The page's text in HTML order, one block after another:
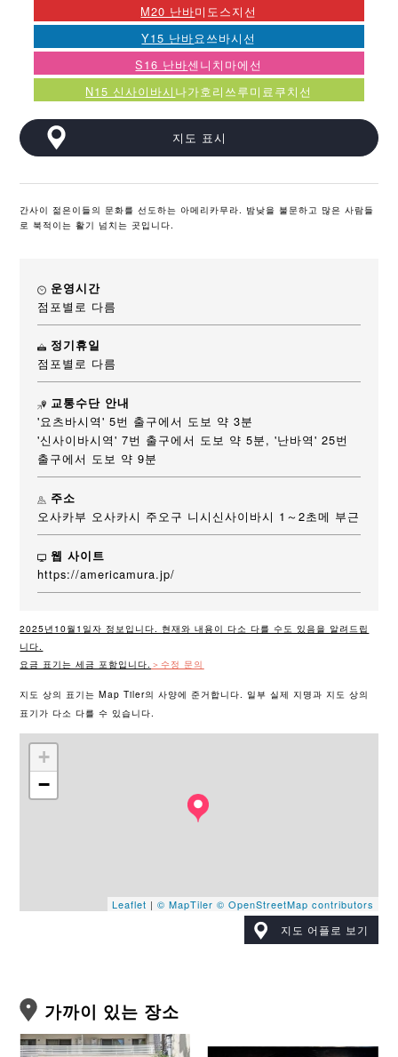
M20 난바미도스지선
Y15 난바요쓰바시선
S16 난바센니치마에선
N15 신사이바시 나가호리쓰루미료쿠치선
지도 표시
간사이 젊은이들의 문화를 선도하는 아메리카무라. 밤낮을 불문하고 많은 사람들
로 북적이는 활기 넘치는 곳입니다.
운영시간
점포별로 다름
정기휴일
점포별로 다름
교통수단 안내
'요츠바시역' 5번 출구에서 도보 약 3분
'신사이바시역' 7번 출구에서 도보 약 5분, '난바역' 25번
출구에서 도보 약 9분
주소
오사카부 오사카시 주오구 니시신사이바시 1～2초메 부근
웹 사이트
https://americamura.jp/
2025년10월1일자 정보입니다. 현재와 내용이 다소 다를 수도 있음을 알려드립
니다.
요금 표기는 세금 포함입니다. ＞수정 문의
지도 상의 표기는 Map Tiler의 사양에 준거합니다. 일부 실제 지명과 지도 상의
표기가 다소 다를 수 있습니다.
+
−
Leaflet | © MapTiler © OpenStreetMap contributors
지도 어플로 보기
가까이 있는 장소